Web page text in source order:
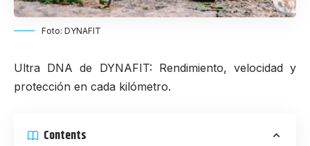
Foto: DYNAFIT
Ultra DNA de DYNAFIT: Rendimiento, velocidad y
protección en cada kilómetro.
Contents